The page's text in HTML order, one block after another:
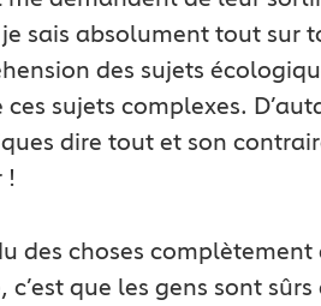
sais absolument tout sur
des sujets
sujets complexes.
dire tout et son
!
des choses
que les gens sont